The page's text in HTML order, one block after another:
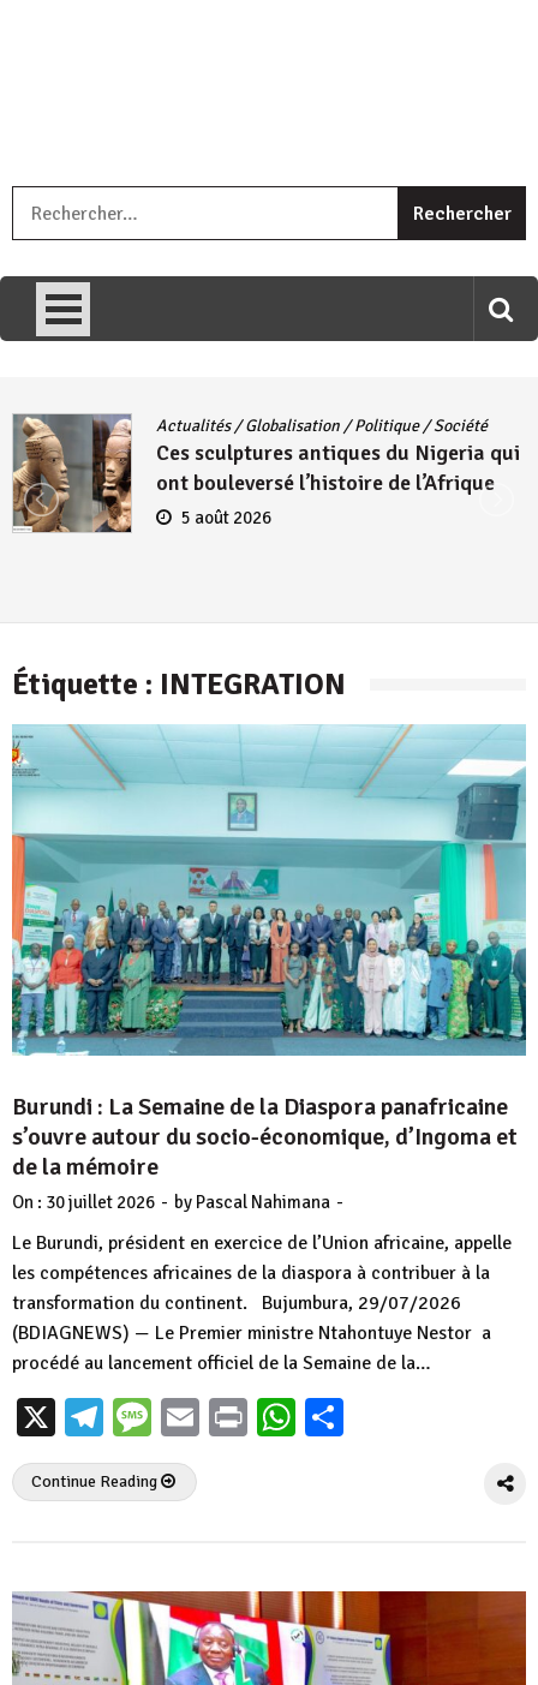
umariye umuryango wawe canke igihugu cakwibarutse .Wewe
Actualités/Globalisation /Politique/Société
Ces sculptures antiques du Nigeria qui
ont bouleversé l’histoire de l’Afrique
5 août 2026
Étiquette : INTEGRATION
Burundi : La Semaine de la Diaspora panafricaine
s’ouvre autour du socio-économique, d’Ingoma et
de la mémoire
On : 30 juillet 2026 - by Pascal Nahimana -
Le Burundi, président en exercice de l’Union africaine, appelle
les compétences africaines de la diaspora à contribuer à la
transformation du continent. Bujumbura, 29/07/2026
(BDIAGNEWS) — Le Premier ministre Ntahontuye Nestor a
procédé au lancement officiel de la Semaine de la…
X Telegram
Message
EmailPrintWhatsApp
Continue Reading